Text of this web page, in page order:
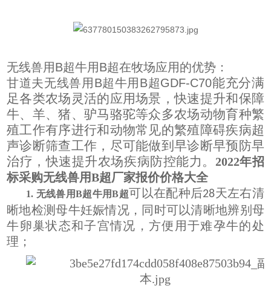
无线兽用B超牛用B超在牧场应用的优势：
甘道夫无线兽用B超牛用B超GDF-C70能充分满
足各类农场灵活的应用场景，快速提升和保障
牛、羊、猪、驴马骆驼等众多农场动物育种繁
殖工作有序进行和动物常见的繁殖障碍疾病超
声诊断筛查工作，尽可能做到早诊断早预防早
治疗，快速提升农场疾病防控能力。
2022年招
标采购无线兽用B超厂家报价价格大全
1. 无线兽用B超牛用B超可以在配种后28天左右清
晰地检测母牛妊娠情况，同时可以清晰地辨别母
牛卵巢状态和子宫情况，方便用于难孕牛的处
理；